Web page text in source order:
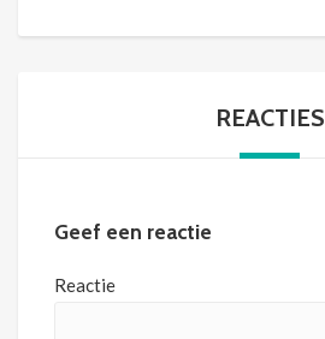
REACTIES
Geef een reactie
Reactie